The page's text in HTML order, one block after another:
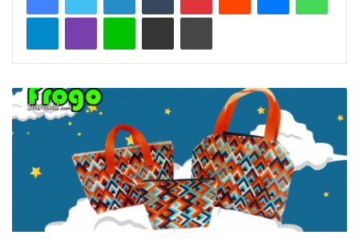
TelegramViber Line Share via Email Print